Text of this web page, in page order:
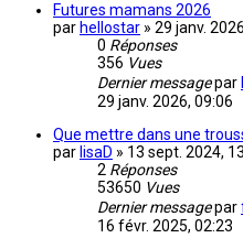
Futures mamans 2026
par hellostar » 29 janv.
0 Réponses
356 Vues
Dernier messagepar
29 janv. 2026, 09:06
Que mettre dans une
par lisaD » 13 sept. 2024,
2 Réponses
53650 Vues
Dernier messagepar
16 févr. 2025, 02:23